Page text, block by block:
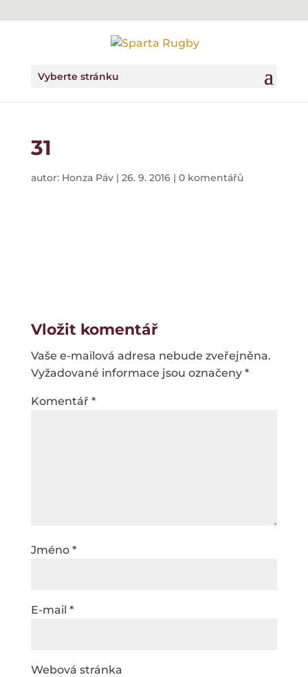
Vyberte stránku
31
autor: Honza Páv| 26. 9. 2016| 0 komentářů
Vložit komentář
Vaše e-mailová adresa nebude zveřejněna.
Vyžadované informace jsou označeny *
Komentář *
Jméno *
E-mail *
Webová stránka